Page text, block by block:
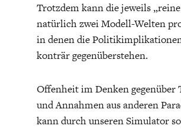
Trotzdem kann die jeweils
natürlich zwei Modell-Welten
in denen die
konträr gegenüberstehen.
Offenheit im Denken gegenüber
und Annahmen aus anderen
kann durch unseren Simulator